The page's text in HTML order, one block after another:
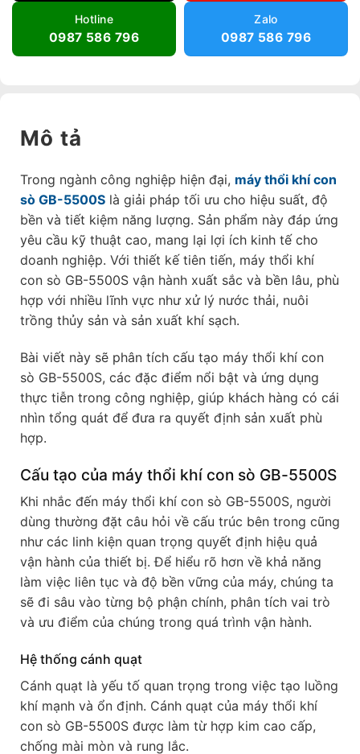
Hotline
0987 586 796
Zalo
0987 586 796
Mô tả
Trong ngành công nghiệp hiện đại, máy thổi khí con
sò GB-5500S là giải pháp tối ưu cho hiệu suất, độ
bền và tiết kiệm năng lượng. Sản phẩm này đáp ứng
yêu cầu kỹ thuật cao, mang lại lợi ích kinh tế cho
doanh nghiệp. Với thiết kế tiên tiến, máy thổi khí
con sò GB-5500S vận hành xuất sắc và bền lâu, phù
hợp với nhiều lĩnh vực như xử lý nước thải, nuôi
trồng thủy sản và sản xuất khí sạch.
Bài viết này sẽ phân tích cấu tạo máy thổi khí con
sò GB-5500S, các đặc điểm nổi bật và ứng dụng
thực tiễn trong công nghiệp, giúp khách hàng có cái
nhìn tổng quát để đưa ra quyết định sản xuất phù
hợp.
Cấu tạo của máy thổi khí con sò GB-5500S
Khi nhắc đến máy thổi khí con sò GB-5500S, người
dùng thường đặt câu hỏi về cấu trúc bên trong cũng
như các linh kiện quan trọng quyết định hiệu quả
vận hành của thiết bị. Để hiểu rõ hơn về khả năng
làm việc liên tục và độ bền vững của máy, chúng ta
sẽ đi sâu vào từng bộ phận chính, phân tích vai trò
và ưu điểm của chúng trong quá trình vận hành.
Hệ thống cánh quạt
Cánh quạt là yếu tố quan trọng trong việc tạo luồng
khí mạnh và ổn định. Cánh quạt của máy thổi khí
con sò GB-5500S được làm từ hợp kim cao cấp,
chống mài mòn và rung lắc.